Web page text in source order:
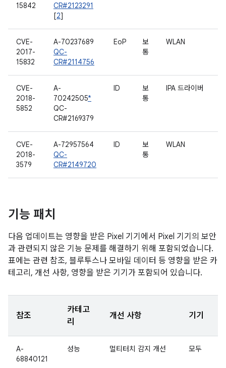
15842
CR#2123291
[2]
CVE-
2017-
15832
A-70237689
QC-
CR#2114756
EoP
보
통
WLAN
CVE-
2018-
5852
A-
70242505*
QC-
CR#2169379
ID
보
통
IPA 드라이버
CVE-
2018-
3579
A-72957564
QC-
CR#2149720
ID
보
통
WLAN
기능 패치
다음 업데이트는 영향을 받은 Pixel 기기에서 Pixel 기기의 보안
과 관련되지 않은 기능 문제를 해결하기 위해 포함되었습니다.
표에는 관련 참조, 블루투스나 모바일 데이터 등 영향을 받은 카
테고리, 개선 사항, 영향을 받은 기기가 포함되어 있습니다.
참조
카테고
리
개선 사항 기기
A-
68840121
성능 멀티터치 감지 개선 모두